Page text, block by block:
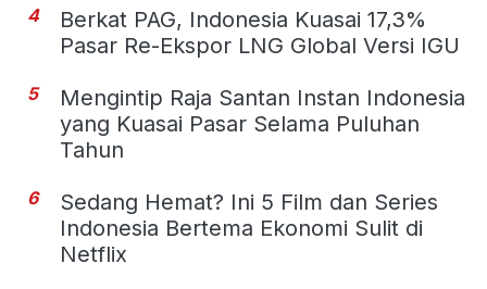
4
Berkat PAG, Indonesia Kuasai 17,3%
Pasar Re-Ekspor LNG Global Versi IGU
5
Mengintip Raja Santan Instan Indonesia
yang Kuasai Pasar Selama Puluhan
Tahun
6
Sedang Hemat? Ini 5 Film dan Series
Indonesia Bertema Ekonomi Sulit di
Netflix